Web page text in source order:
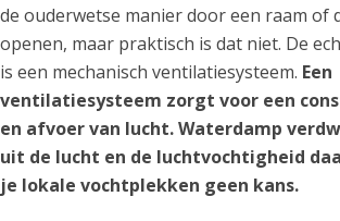
de ouderwetse manier door een raam of
openen, maar praktisch is dat niet. De
is een mechanisch ventilatiesysteem. Een
ventilatiesysteem zorgt voor een
en afvoer van lucht. Waterdamp
uit de lucht en de luchtvochtigheid
je lokale vochtplekken geen kans.